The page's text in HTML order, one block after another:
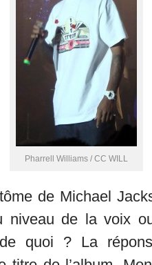
Pharrell Williams / CC WILL
de Michael
de la voix
quoi ? La